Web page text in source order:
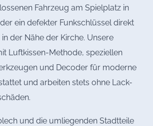
Fahrzeug am Spielplatz in
ein defekter Funkschlüssel direkt
der Nähe der Kirche. Unsere
Luftkissen-Methode, speziellen
und Decoder für moderne
und arbeiten stets ohne Lack-
und die umliegenden Stadtteile